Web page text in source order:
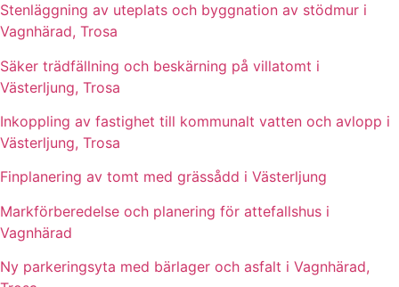
Stenläggning av uteplats och byggnation av stödmur i
Vagnhärad, Trosa
Säker trädfällning och beskärning på villatomt i
Västerljung, Trosa
Inkoppling av fastighet till kommunalt vatten och avlopp i
Västerljung, Trosa
Finplanering av tomt med grässådd i Västerljung
Markförberedelse och planering för attefallshus i
Vagnhärad
Ny parkeringsyta med bärlager och asfalt i Vagnhärad,